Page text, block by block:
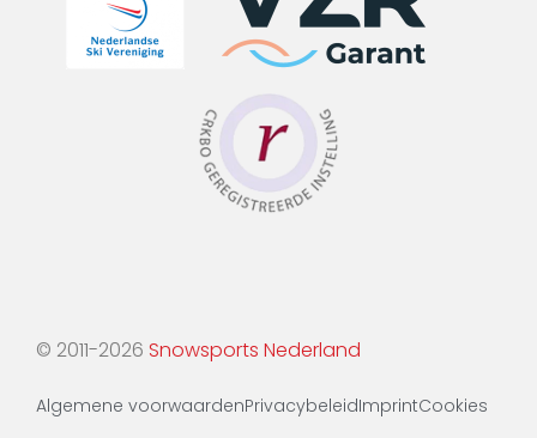
© 2011-2026 Snowsports Nederland
Algemene voorwaardenPrivacybeleidImprintCookies